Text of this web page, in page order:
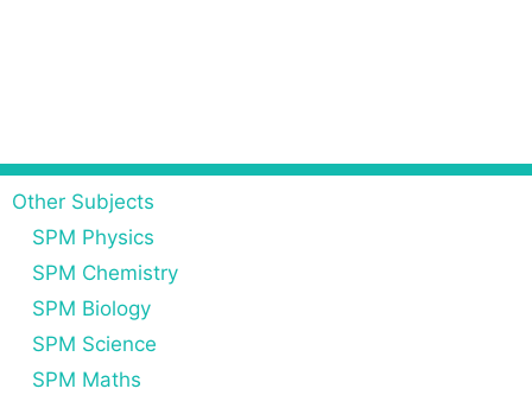
Other Subjects
SPM Physics
SPM Chemistry
SPM Biology
SPM Science
SPM Maths